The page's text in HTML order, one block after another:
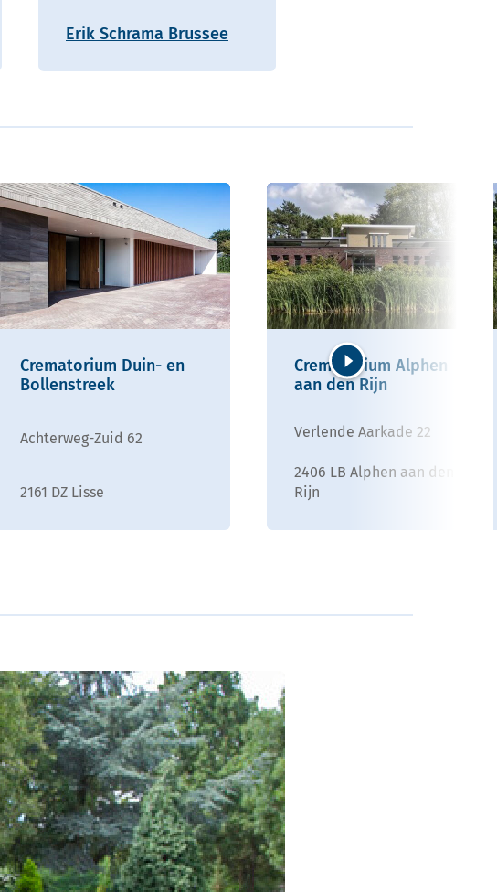
Erik Schrama Brussee
Crematorium Duin- en
Bollenstreek
Achterweg-Zuid 62
2161 DZ Lisse
Crematorium Alphen
aan den Rijn
Verlende Aarkade 22
2406 LB Alphen aan den
Rijn
Volgende